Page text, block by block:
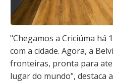
"Chegamos a Criciúma há
com a cidade. Agora, a
fronteiras, pronta para
lugar do mundo", destaca